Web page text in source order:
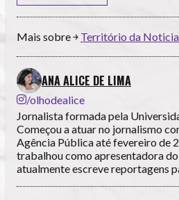
Mais sobre ￫ Território da Noticia
ANA ALICE DE LIMA
/olhodealice
Jornalista formada pela
Começou a atuar no jornalismo
Agência Pública até fevereiro de
trabalhou como apresentadora
atualmente escreve reportagens